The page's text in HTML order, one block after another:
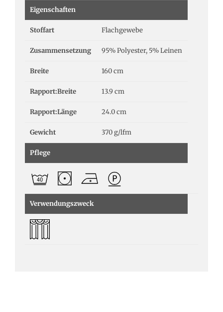
Eigenschaften
Stoffart Flachgewebe
Zusammensetzung 95% Polyester, 5% Leinen
Breite 160 cm
Rapport:Breite 13.9 cm
Rapport:Länge 24.0 cm
Gewicht 370 g/lfm
Pflege
Verwendungszweck